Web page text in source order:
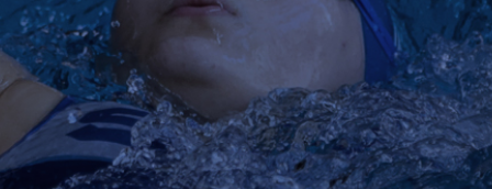
ABONARENEWSLETTER
Nu ratați cele mai recente informații despre antrenament.